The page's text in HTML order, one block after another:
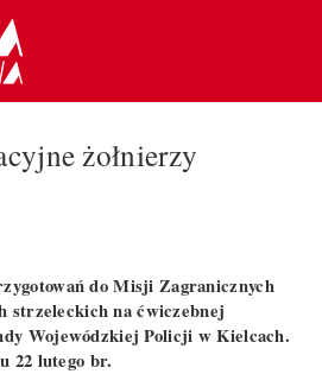
żołnierzy
do Misji Zagranicznych
strzeleckich na ćwiczebnej
Wojewódzkiej Policji w Kielcach.
22 lutego br.